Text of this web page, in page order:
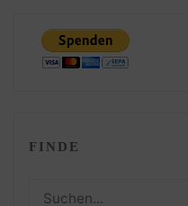
FINDE
Suchen